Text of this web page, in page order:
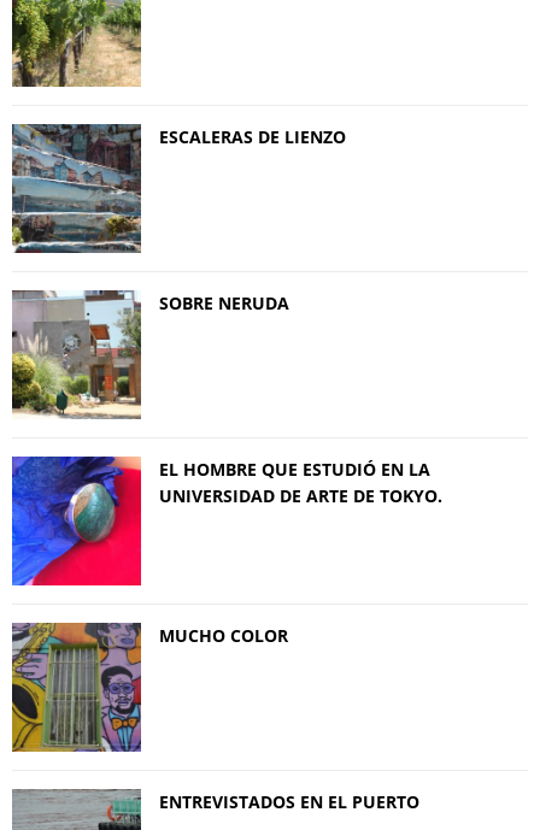
ESCALERAS DE LIENZO
SOBRE NERUDA
EL HOMBRE QUE ESTUDIÓ EN LA
UNIVERSIDAD DE ARTE DE TOKYO.
MUCHO COLOR
ENTREVISTADOS EN EL PUERTO